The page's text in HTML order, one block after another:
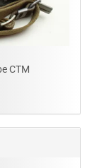
CTM